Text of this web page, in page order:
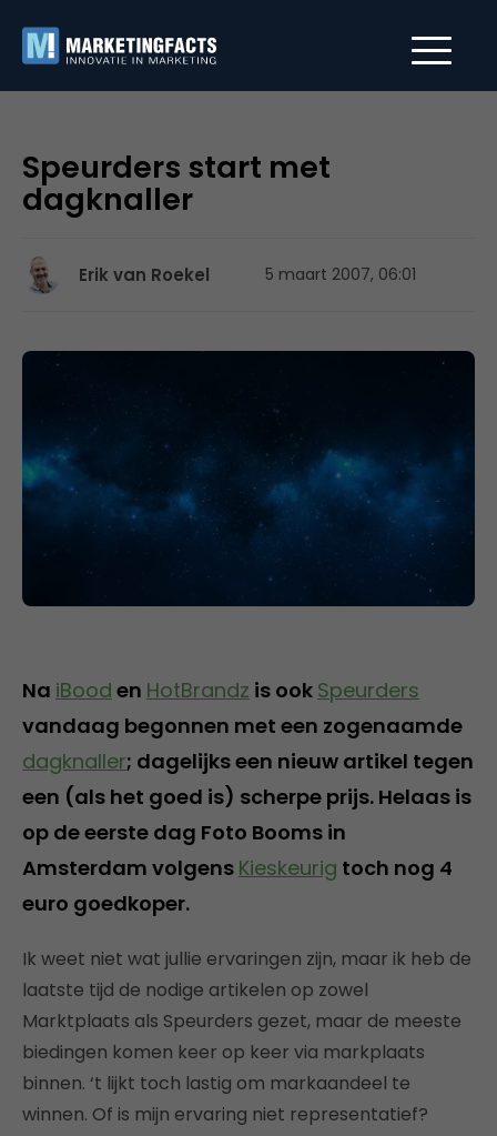
Speurders start met
dagknaller
Erik van Roekel 5 maart 2007, 06:01
Na iBood en HotBrandz is ook Speurders
vandaag begonnen met een zogenaamde
dagknaller; dagelijks een nieuw artikel tegen
een (als het goed is) scherpe prijs. Helaas is
op de eerste dag Foto Booms in
Amsterdam volgens Kieskeurig toch nog 4
euro goedkoper.
Ik weet niet wat jullie ervaringen zijn, maar ik heb de
laatste tijd de nodige artikelen op zowel
Marktplaats als Speurders gezet, maar de meeste
biedingen komen keer op keer via markplaats
binnen. ‘t lijkt toch lastig om markaandeel te
winnen. Of is mijn ervaring niet representatief?